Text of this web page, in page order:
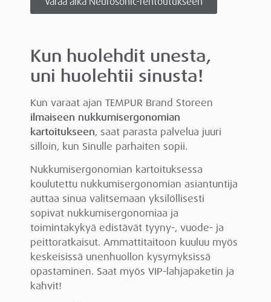
Kun huolehdit unesta,
uni huolehtii sinusta!
Kun varaat ajan TEMPUR Brand Storeen
ilmaiseen nukkumisergonomian
kartoitukseen, saat parasta palvelua juuri
silloin, kun Sinulle parhaiten sopii.
Nukkumisergonomian kartoituksessa
koulutettu nukkumisergonomian asiantuntija
auttaa sinua valitsemaan yksilöllisesti
sopivat nukkumisergonomiaa ja
toimintakykyä edistävät tyyny-, vuode- ja
peittoratkaisut. Ammattitaitoon kuuluu myös
keskeisissä unenhuollon kysymyksissä
opastaminen. Saat myös VIP-lahjapaketin ja
kahvit!